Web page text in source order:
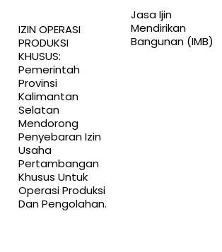
IZIN OPERASI
PRODUKSI
KHUSUS:
Pemerintah
Provinsi
Kalimantan
Selatan
Mendorong
Penyebaran Izin
Usaha
Pertambangan
Khusus Untuk
Operasi Produksi
Dan Pengolahan.
Jasa Ijin
Mendirikan
Bangunan (IMB)